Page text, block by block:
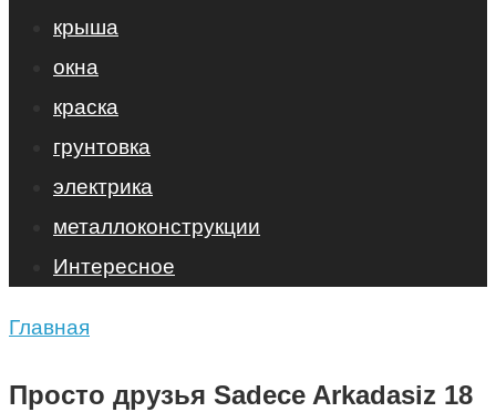
крыша
окна
краска
грунтовка
электрика
металлоконструкции
Интересное
Главная
Просто друзья Sadece Arkadasiz 18